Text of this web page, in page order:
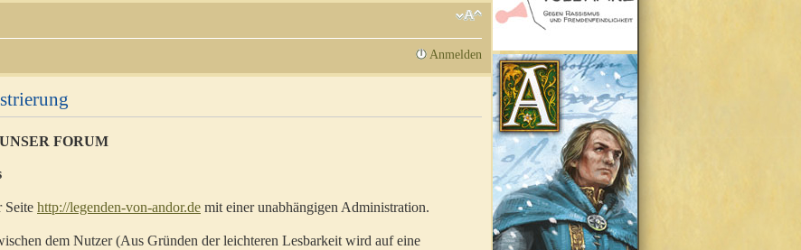
Anmelden
FORUM
Seite http://legenden-von-andor.de mit einer unabhängigen Administration.
dem Nutzer (Aus Gründen der leichteren Lesbarkeit wird auf eine